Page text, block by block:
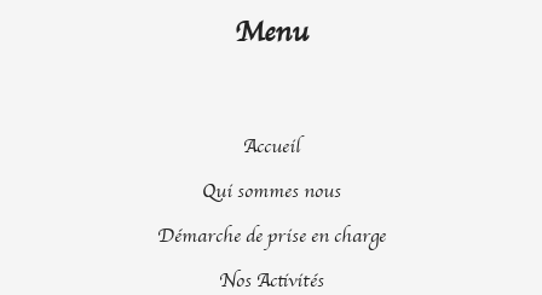
Menu
Accueil
Qui sommes nous
Démarche de prise en charge
Nos Activités